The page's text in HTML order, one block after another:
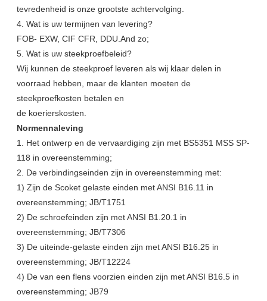
tevredenheid is onze grootste achtervolging.
4. Wat is uw termijnen van levering?
FOB- EXW, CIF CFR, DDU.And zo;
5. Wat is uw steekproefbeleid?
Wij kunnen de steekproef leveren als wij klaar delen in
voorraad hebben, maar de klanten moeten de
steekproefkosten betalen en
de koerierskosten.
Normennaleving
1. Het ontwerp en de vervaardiging zijn met BS5351 MSS SP-
118 in overeenstemming;
2. De verbindingseinden zijn in overeenstemming met:
1) Zijn de Scoket gelaste einden met ANSI B16.11 in
overeenstemming; JB/T1751
2) De schroefeinden zijn met ANSI B1.20.1 in
overeenstemming; JB/T7306
3) De uiteinde-gelaste einden zijn met ANSI B16.25 in
overeenstemming; JB/T12224
4) De van een flens voorzien einden zijn met ANSI B16.5 in
overeenstemming; JB79